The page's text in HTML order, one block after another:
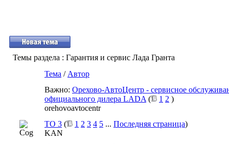
Темы раздела : Гарантия и сервис Лада Гранта
Тема / Автор
Важно: Орехово-АвтоЦентр - сервисное
официального дилера LADA ( 1 2 )
orehovoavtocentr
ТО 3 ( 1 2 3 4 5 ... Последняя страница)
KAN